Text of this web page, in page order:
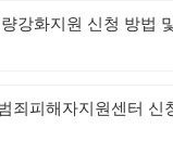
강화지원 신청 방법
죄피해자지원센터 신